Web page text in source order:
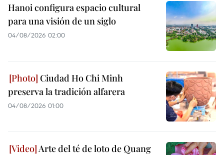
Hanoi configura espacio cultural
para una visión de un siglo
04/08/2026 02:00
Ciudad Ho Chi Minh
preserva la tradición alfarera
04/08/2026 01:00
Arte del té de loto de Quang